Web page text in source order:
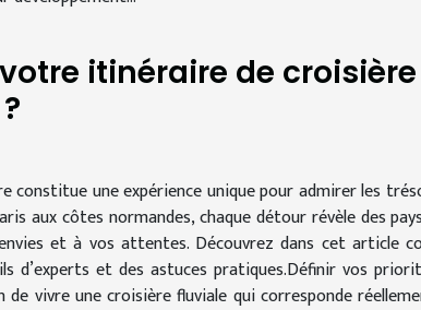
itinéraire de
constitue une expérience unique pour admirer les
aux côtes normandes, chaque détour révèle des
et à vos attentes. Découvrez dans cet article
d’experts et des astuces pratiques.Définir vos
vivre une croisière fluviale qui corresponde